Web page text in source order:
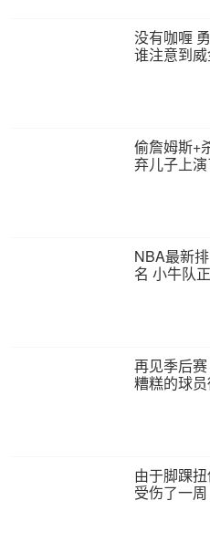
没有咖喱
谁注意到
偷詹姆斯+
弃儿子上
NBA最新
名 小牛队
再见季后
糟糕的球
由于脚踝
受伤了一周